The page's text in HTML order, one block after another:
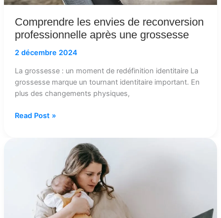
Comprendre les envies de reconversion
professionnelle après une grossesse
2 décembre 2024
La grossesse : un moment de redéfinition identitaire La
grossesse marque un tournant identitaire important. En
plus des changements physiques,
Read Post »
grossesse